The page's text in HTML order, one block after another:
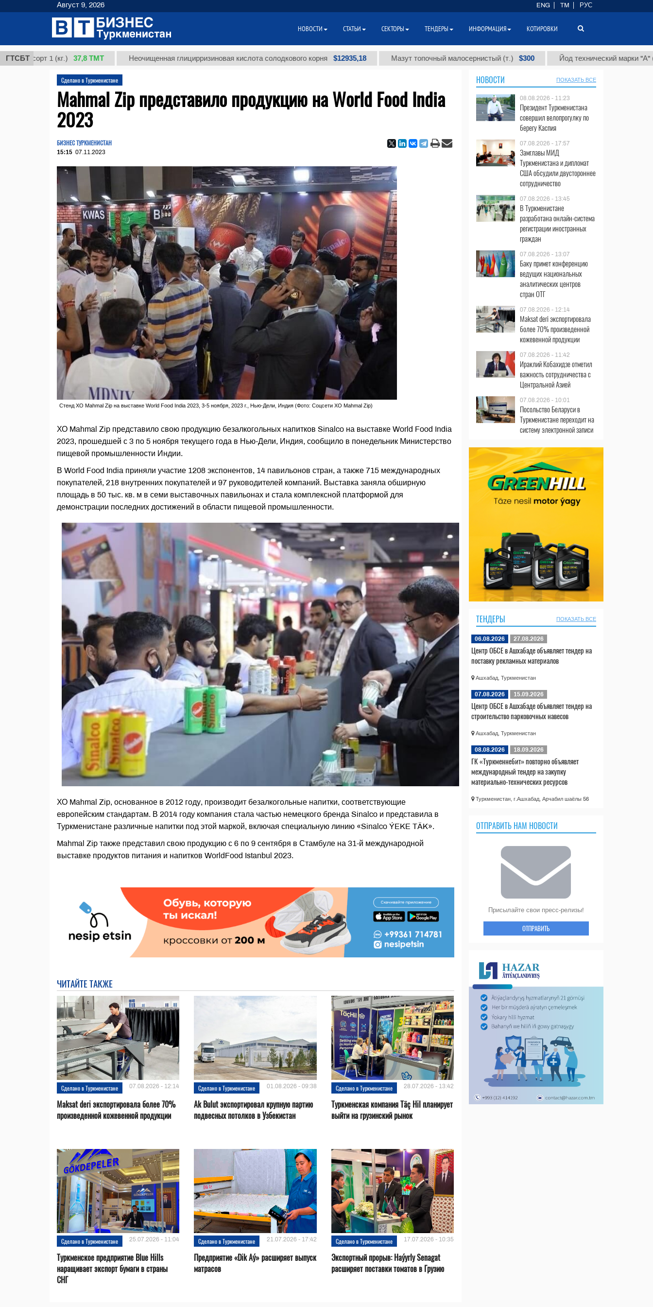
ГТСБТ
1 (кг.) 37,8 ТМТ Неочищенная глицирризиновая кислота солодкового корня $12935,18 Мазут топочный малосернистый (т.) $300 Йод технический марки "А" (т.) $86
Сделано в Туркменистане
Mahmal Zip представило продукцию на World Food India
2023
БИЗНЕС ТУРКМЕНИСТАН
15:15 07.11.2023
Стенд ХО Mahmal Zip на выставке World Food India 2023, 3-5 ноября, 2023 г., Нью-Дели, Индия (Фото: Соцсети ХО Mahmal Zip)
ХО Mahmal Zip представило свою продукцию безалкогольных напитков Sinalco на выставке World Food India
2023, прошедшей с 3 по 5 ноября текущего года в Нью-Дели, Индия, сообщило в понедельник Министерство
пищевой промышленности Индии.
В World Food India приняли участие 1208 экспонентов, 14 павильонов стран, а также 715 международных
покупателей, 218 внутренних покупателей и 97 руководителей компаний. Выставка заняла обширную
площадь в 50 тыс. кв. м в семи выставочных павильонах и стала комплексной платформой для
демонстрации последних достижений в области пищевой промышленности.
ХО Mahmal Zip, основанное в 2012 году, производит безалкогольные напитки, соответствующие
европейским стандартам. В 2014 году компания стала частью немецкого бренда Sinalco и представила в
Туркменистане различные напитки под этой маркой, включая специальную линию «Sinalco ÝEKE TÄK».
Mahmal Zip также представил свою продукцию с 6 по 9 сентября в Стамбуле на 31-й международной
выставке продуктов питания и напитков WorldFood Istanbul 2023.
ЧИТАЙТЕ ТАКЖЕ
Сделано в Туркменистане 07.08.2026 - 12:14
Maksat deri экспортировала более 70%
произведенной кожевенной продукции
Сделано в Туркменистане 01.08.2026 - 09:38
Ak Bulut экспортировал крупную партию
подвесных потолков в Узбекистан
Сделано в Туркменистане 28.07.2026 - 13:42
Туркменская компания Täç Hil планирует
выйти на грузинский рынок
Сделано в Туркменистане 25.07.2026 - 11:04
Туркменское предприятие Blue Hills
наращивает экспорт бумаги в страны
СНГ
Сделано в Туркменистане 21.07.2026 - 17:42
Предприятие «Dik Aý» расширяет выпуск
матрасов
Сделано в Туркменистане 17.07.2026 - 10:35
Экспортный прорыв: Haýyrly Senagat
расширяет поставки томатов в Грузию
НОВОСТИ ПОКАЗАТЬ ВСЕ
08.08.2026 - 11:23
Президент Туркменистана
совершил велопрогулку по
берегу Каспия
07.08.2026 - 17:57
Замглавы МИД
Туркменистана и дипломат
США обсудили двустороннее
сотрудничество
07.08.2026 - 13:45
В Туркменистане
разработана онлайн-система
регистрации иностранных
граждан
07.08.2026 - 13:07
Баку примет конференцию
ведущих национальных
аналитических центров
стран ОТГ
07.08.2026 - 12:14
Maksat deri экспортировала
более 70% произведенной
кожевенной продукции
07.08.2026 - 11:42
Ираклий Кобахидзе отметил
важность сотрудничества с
Центральной Азией
07.08.2026 - 10:01
Посольство Беларуси в
Туркменистане переходит на
систему электронной записи
ТЕНДЕРЫ ПОКАЗАТЬ ВСЕ
06.08.2026 27.08.2026
Центр ОБСЕ в Ашхабаде объявляет тендер на
поставку рекламных материалов
Ашхабад, Туркменистан
07.08.2026 15.09.2026
Центр ОБСЕ в Ашхабаде объявляет тендер на
строительство парковочных навесов
Ашхабад, Туркменистан
08.08.2026 18.09.2026
ГК «Туркменнебит» повторно объявляет
международный тендер на закупку
материально-технических ресурсов
Туркменистан, г.Ашхабад, Арчабил шаёлы 56
ОТПРАВИТЬ НАМ НОВОСТИ
Присылайте свои пресс-релизы!
ОТПРАВИТЬ
Август 9, 2026 ENG TM РУС
НОВОСТИ СТАТЬИ СЕКТОРЫ ТЕНДЕРЫ ИНФОРМАЦИЯ КОТИРОВКИ